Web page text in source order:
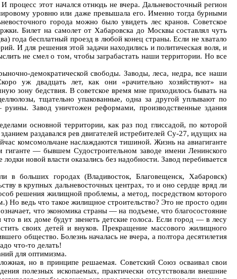
этот начался отнюдь не вчера. Дальневосточный регион
уровню или даже превышала его. Именно тогда бурными
города можно было увидеть лес кранов. Советское
Билет на самолет от Хабаровска до Москвы составлял чуть
года бесплатный проезд в любой конец страны. Если не хватало
И для решения этой задачи находились и политическая воля, и
не смел о том, чтобы заграбастать наши территории. Но все
демократической свободы. Заводы, леса, недра, все наши
уж двадцать лет, как они «рачительно хозяйствуют» на
зону бедствия. В советское время мне приходилось бывать на
тщательно упакованные, одна за другой уплывают по
Завод уничтожен реформами, производственные здания
основной территории, как раз под глиссадой, по которой
раздавался рев двигателей истребителей Су-27, идущих на
комсомольчане наслаждаются тишиной. Жизнь на авиагиганте
— бывшем Судостроительном заводе имени Ленинского
новой власти оказались без надобности. Завод перебивается
в больших городах (Владивосток, Благовещенск, Хабаровск)
в крупных дальневосточных центрах, то и оно сердце вряд ли
решения жилищной проблемы, а метод, посредством которого
Но ведь что такое жилищное строительство? Это не просто один
что экономика страны — на подъеме, что благосостояние
в их доме будут звенеть детские голоса. Если город — в лесу
своих детей и внуков. Прекращение массового жилищного
общество. Болезнь началась не вчера, а полтора десятилетия
что-то делать!
для оптимизма.
но в принципе решаемая. Советский Союз осваивал свои
полезных ископаемых, практически отсутствовали внешние